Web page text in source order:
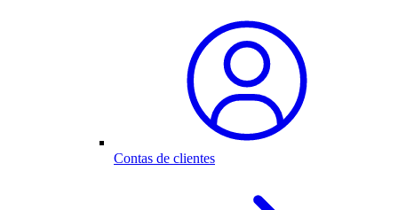
Contas de clientes